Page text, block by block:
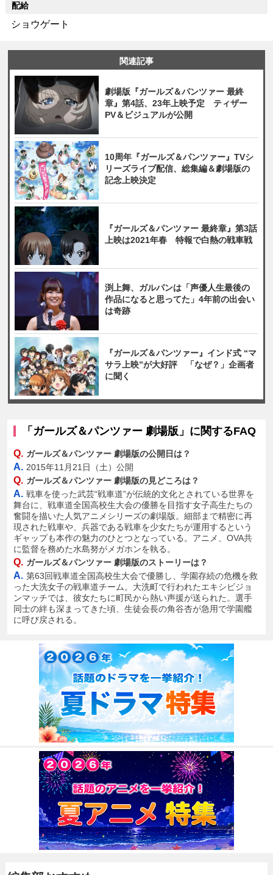
配給
ショウゲート
関連記事
劇場版『ガールズ＆パンツァー 最終
章』第4話、23年上映予定 ティザー
PV＆ビジュアルが公開
10周年『ガールズ＆パンツァー』TVシ
リーズライブ配信、総集編＆劇場版の
記念上映決定
『ガールズ＆パンツァー 最終章』第3話
上映は2021年春 特報で白熱の戦車戦
渕上舞、ガルパンは「声優人生最後の
作品になると思ってた」4年前の出会い
は奇跡
『ガールズ＆パンツァー』インド式 “マ
サラ上映”が大好評 「なぜ？」企画者
に聞く
「ガールズ＆パンツァー 劇場版」に関するFAQ
Q. ガールズ＆パンツァー 劇場版の公開日は？
A. 2015年11月21日（土）公開
Q. ガールズ＆パンツァー 劇場版の見どころは？
A. 戦車を使った武芸“戦車道”が伝統的文化とされている世界を
舞台に、戦車道全国高校生大会の優勝を目指す女子高生たちの
奮闘を描いた人気アニメシリーズの劇場版。細部まで精密に再
現された戦車や、兵器である戦車を少女たちが運用するという
ギャップも本作の魅力のひとつとなっている。アニメ、OVA共
に監督を務めた水島努がメガホンを執る。
Q. ガールズ＆パンツァー 劇場版のストーリーは？
A. 第63回戦車道全国高校生大会で優勝し、学園存続の危機を救
った大洗女子の戦車道チーム。大洗町で行われたエキシビジョ
ンマッチでは、彼女たちに町民から熱い声援が送られた。選手
同士の絆も深まってきた頃、生徒会長の角谷杏が急用で学園艦
に呼び戻される。